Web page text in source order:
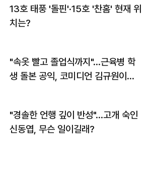
13호 태풍 '돌핀'·15호 '찬홈' 현재 위
치는?
"속옷 빨고 졸업식까지"…근육병 학
생 돌본 공익, 코미디언 김규원이었
"경솔한 언행 깊이 반성"…고개 숙인
신동엽, 무슨 일이길래?